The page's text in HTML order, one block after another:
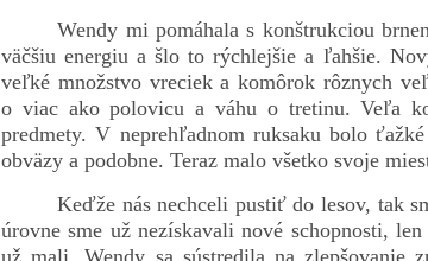
Wendy mi pomáhala s konštrukciou
väčšiu energiu a šlo to rýchlejšie a ľahšie.
veľké množstvo vreciek a komôrok rôznych
o viac ako polovicu a váhu o tretinu. Veľa
predmety. V neprehľadnom ruksaku bolo
obväzy a podobne. Teraz malo všetko svoje
Keďže nás nechceli pustiť do lesov, tak
úrovne sme už nezískavali nové schopnosti,